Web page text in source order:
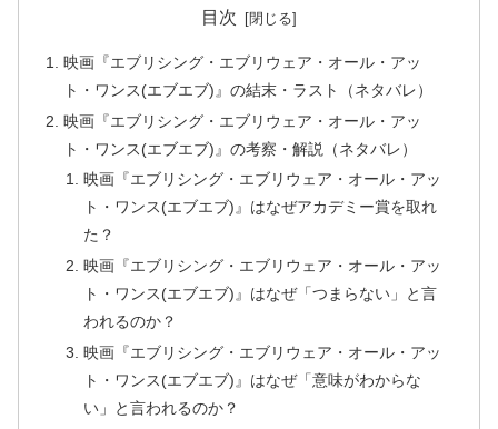
目次
映画『エブリシング・エブリウェア・オール・アッ
ト・ワンス(エブエブ)』の結末・ラスト（ネタバレ）
映画『エブリシング・エブリウェア・オール・アッ
ト・ワンス(エブエブ)』の考察・解説（ネタバレ）
映画『エブリシング・エブリウェア・オール・アッ
ト・ワンス(エブエブ)』はなぜアカデミー賞を取れ
た？
映画『エブリシング・エブリウェア・オール・アッ
ト・ワンス(エブエブ)』はなぜ「つまらない」と言
われるのか？
映画『エブリシング・エブリウェア・オール・アッ
ト・ワンス(エブエブ)』はなぜ「意味がわからな
い」と言われるのか？